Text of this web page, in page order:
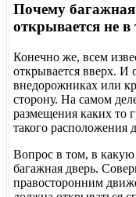
Почему
открывается не в
Конечно же, всем
открывается вверх. И
внедорожниках или
сторону. На самом
размещения каких то
такого расположения
Вопрос в том, в какую
багажная дверь.
правосторонним